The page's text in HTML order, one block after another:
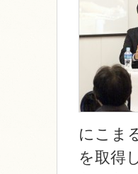
にこま
を取得